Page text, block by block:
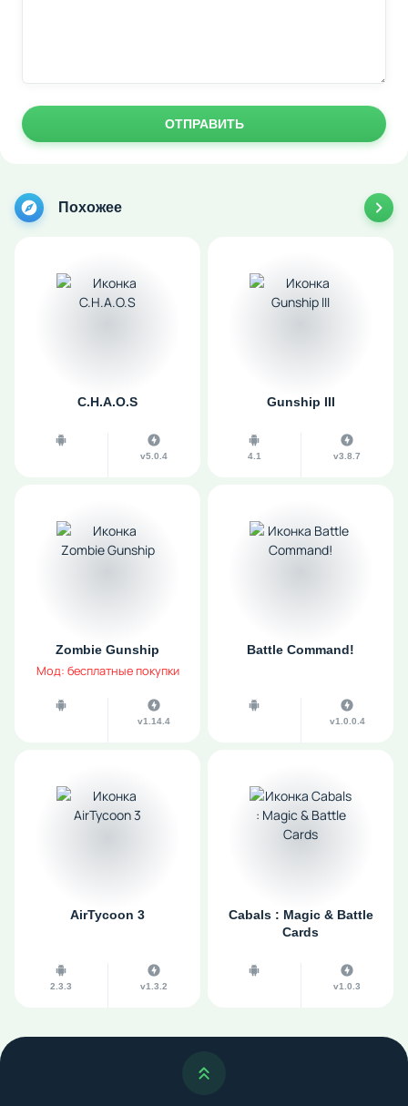
ОТПРАВИТЬ
Похожее
C.H.A.O.S
v5.0.4
Gunship III
4.1 v3.8.7
Zombie Gunship
Мод: бесплатные покупки
v1.14.4
Battle Command!
v1.0.0.4
AirTycoon 3
2.3.3 v1.3.2
Cabals : Magic & Battle
Cards
v1.0.3
Наверх